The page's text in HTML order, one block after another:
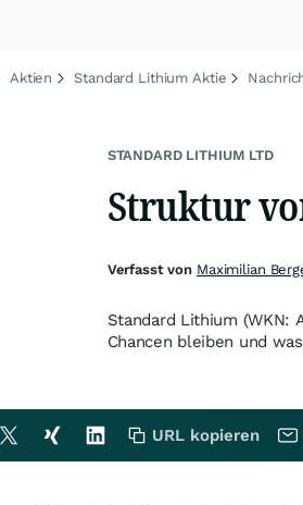
Aktien Standard Lithium Aktie
STANDARD LITHIUM LTD
Struktur
Standard Lithium (WKN:
Chancen bleiben und
Verfasst von Maximilian
URL kopieren